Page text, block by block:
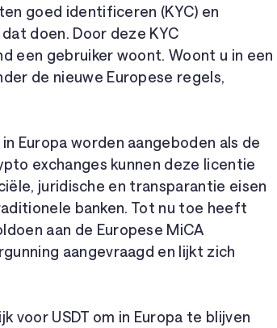
goed identificeren (KYC) en
doen. Door deze KYC
een gebruiker woont. Woont u in een
de nieuwe Europese regels,
Europa worden aangeboden als de
exchanges kunnen deze licentie
juridische en transparantie eisen
banken. Tot nu toe heeft
aan de Europese MiCA
aangevraagd en lijkt zich
voor USDT om in Europa te blijven